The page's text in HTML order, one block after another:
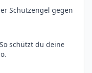
Schutzengel gegen
schützt du deine